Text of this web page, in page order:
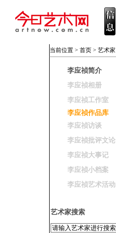
当前位置 > 首页 > 艺术家
李应祯简介
李应祯相册
李应祯工作室
李应祯作品库
李应祯访谈
李应祯批评文论
李应祯大事记
李应祯小档案
李应祯艺术活动
艺术家搜索